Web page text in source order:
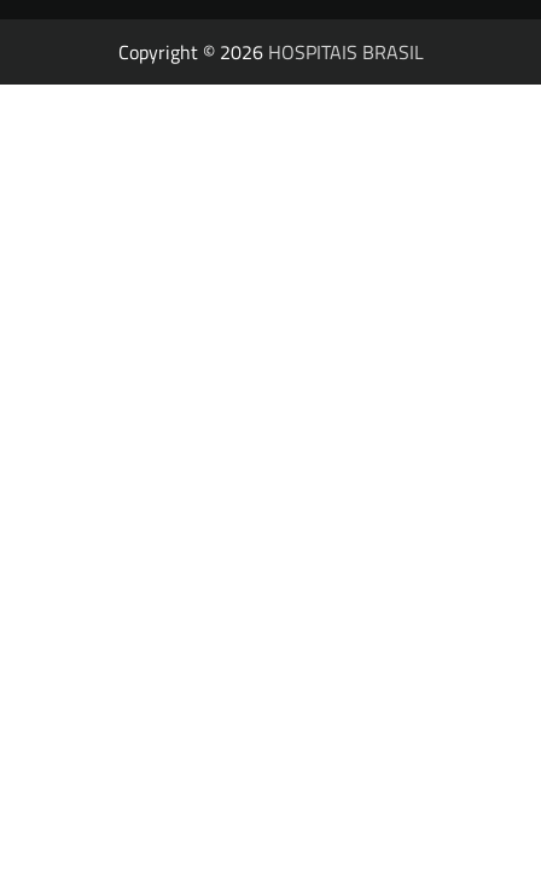
Copyright © 2026 HOSPITAIS BRASIL